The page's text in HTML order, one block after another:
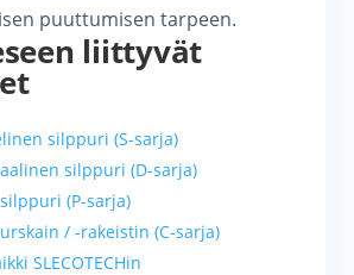
puuttumisen tarpeen.
liittyvät
silppuri (S-sarja)
silppuri (D-sarja)
(P-sarja)
/ -rakeistin (C-sarja)
SLECOTECHin